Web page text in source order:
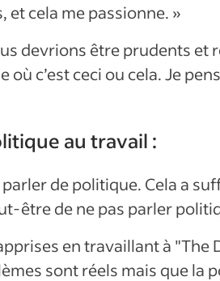
et cela me passionne. »
devrions être prudents et
c’est ceci ou cela. Je
au travail :
de politique. Cela a
être de ne pas parler
en travaillant à
sont réels mais que la